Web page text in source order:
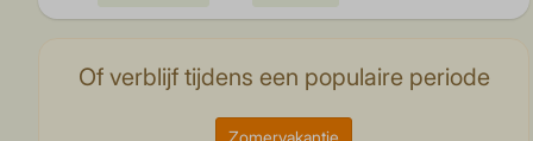
Of verblijf tijdens een populaire periode